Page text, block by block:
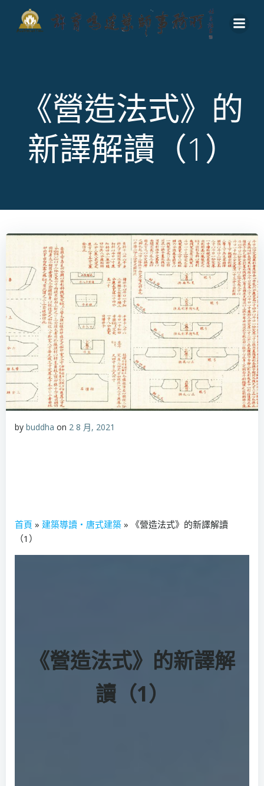
to
content
《營造法式》的
新譯解讀（1）
by buddha on 2 8 月, 2021
首頁 » 建築導讀‧唐式建築 » 《營造法式》的新譯解讀
（1）
《營造法式》的新譯解
讀（1）